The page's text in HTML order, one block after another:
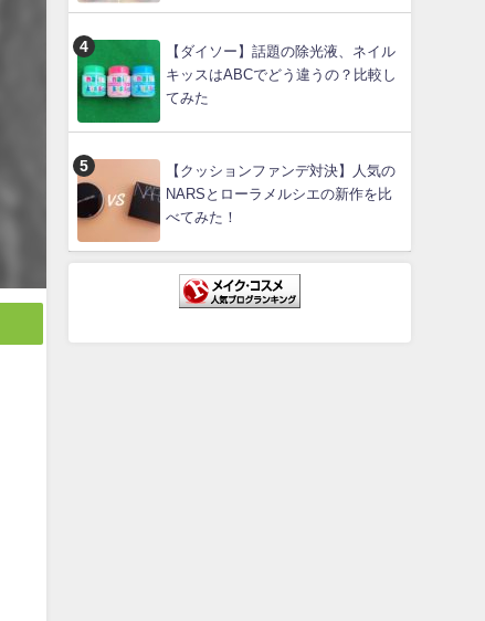
【ダイソー】話題の除光液、ネイル
キッスはABCでどう違うの？比較し
てみた
【クッションファンデ対決】人気の
NARSとローラメルシエの新作を比
べてみた！